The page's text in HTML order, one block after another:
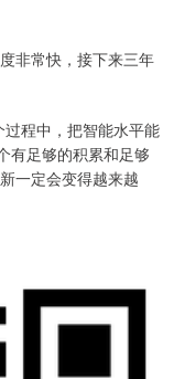
非常快，接下来三年
程中，把智能水平能
有足够的积累和足够
一定会变得越来越